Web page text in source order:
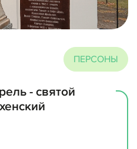
ПЕРСОНЫ
- святой